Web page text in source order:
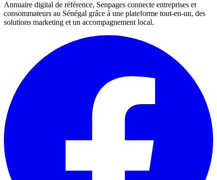
Annuaire digital de référence, Senpages connecte entreprises et
consommateurs au Sénégal grâce à une plateforme tout-en-un, des
solutions marketing et un accompagnement local.